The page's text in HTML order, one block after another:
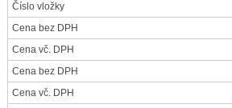
Číslo vložky
Cena bez DPH
Cena vč. DPH
Cena bez DPH
Cena vč. DPH